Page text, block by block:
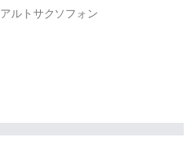
アルトサクソフォン